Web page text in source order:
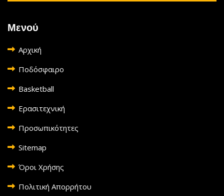
Μενού
Αρχική
Ποδόσφαιρο
Basketball
Ερασιτεχνική
Προσωπικότητες
Sitemap
Όροι Χρήσης
Πολιτική Απορρήτου